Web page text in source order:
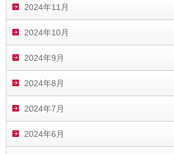
2024年11月
2024年10月
2024年9月
2024年8月
2024年7月
2024年6月